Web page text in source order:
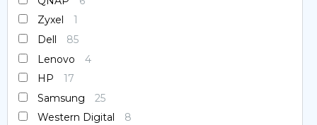
Коммутаторы
Zyxel
1
Dell
85
Lenovo
4
HP
17
Samsung
25
Western Digital
8